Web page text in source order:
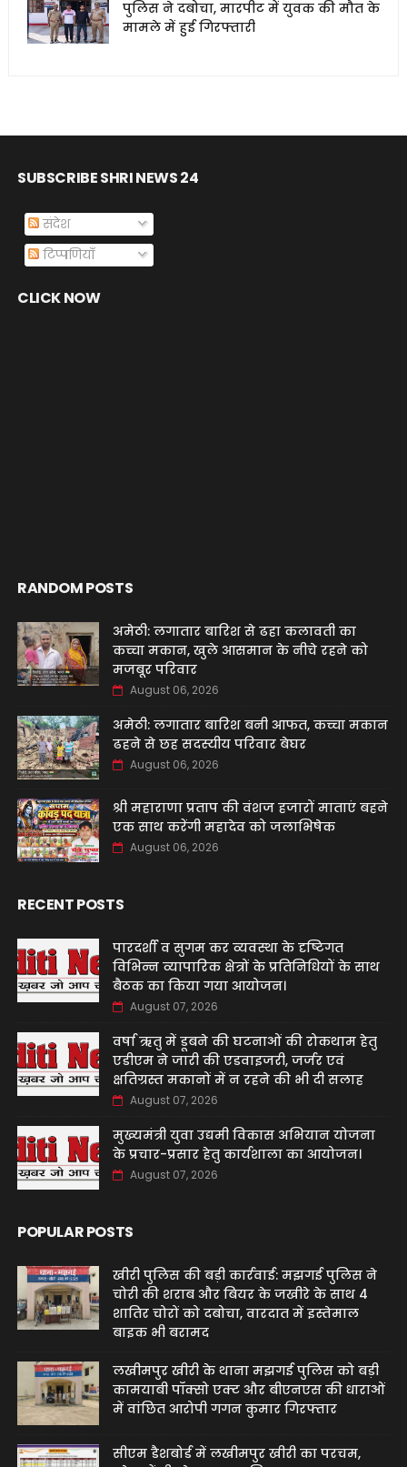
पुलिस ने दबोचा, मारपीट में युवक की मौत के
मामले में हुई गिरफ्तारी
SUBSCRIBE SHRI NEWS 24
संदेश
टिप्पणियाँ
CLICK NOW
RANDOM POSTS
अमेठी: लगातार बारिश से ढहा कलावती का
कच्चा मकान, खुले आसमान के नीचे रहने को
मजबूर परिवार
August 06, 2026
अमेठी: लगातार बारिश बनी आफत, कच्चा मकान
ढहने से छह सदस्यीय परिवार बेघर
August 06, 2026
श्री महाराणा प्रताप की वंशज हजारों माताएं बहने
एक साथ करेंगी महादेव को जलाभिषेक
August 06, 2026
RECENT POSTS
पारदर्शी व सुगम कर व्यवस्था के दृष्टिगत
विभिन्न व्यापारिक क्षेत्रों के प्रतिनिधियों के साथ
बैठक का किया गया आयोजन।
August 07, 2026
वर्षा ऋतु में डूबने की घटनाओं की रोकथाम हेतु
एडीएम ने जारी की एडवाइजरी, जर्जर एवं
क्षतिग्रस्त मकानों में न रहने की भी दी सलाह
August 07, 2026
मुख्यमंत्री युवा उद्यमी विकास अभियान योजना
के प्रचार-प्रसार हेतु कार्यशाला का आयोजन।
August 07, 2026
POPULAR POSTS
खीरी पुलिस की बड़ी कार्रवाई: मझगई पुलिस ने
चोरी की शराब और बियर के जखीरे के साथ 4
शातिर चोरों को दबोचा, वारदात में इस्तेमाल
बाइक भी बरामद
लखीमपुर खीरी के थाना मझगई पुलिस को बड़ी
कामयाबी पॉक्सो एक्ट और बीएनएस की धाराओं
में वांछित आरोपी गगन कुमार गिरफ्तार
सीएम डैशबोर्ड में लखीमपुर खीरी का परचम,